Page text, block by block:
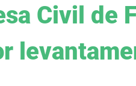
Civil de